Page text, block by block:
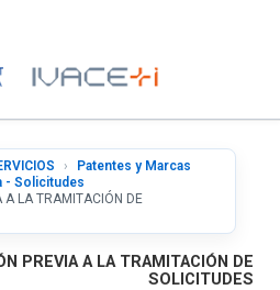
Patentes y Marcas
- Solicitudes
A LA TRAMITACIÓN DE
PREVIA A LA TRAMITACIÓN DE
SOLICITUDES